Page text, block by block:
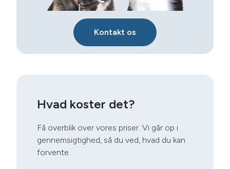
Kontakt os
Hvad koster det?
Få overblik over vores priser. Vi går op i
gennemsigtighed, så du ved, hvad du kan
forvente.